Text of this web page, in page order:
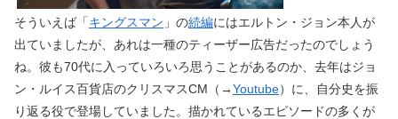
そういえば「キングスマン 」の続編にはエルトン・ジョン本人が
出ていましたが、あれは一種のティーザー広告だったのでしょう
ね。彼も70代に入っていろいろ思うことがあるのか、去年はジョ
ン・ルイス百貨店のクリスマスCM（→Youtube）に、自分史を振
り返る役で登場していました。描かれているエピソードの多くが